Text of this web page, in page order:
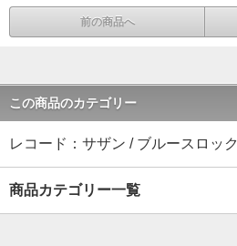
前の商品へ
この商品のカテゴリー
レコード：サザン / ブルースロック
商品カテゴリー一覧